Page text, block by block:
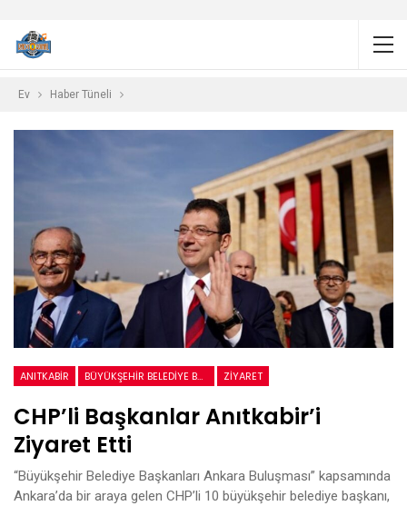
Ev Haber Tüneli
ANITKABIR BÜYÜKŞEHIR BELEDIYE BAŞKANI ZIYARET
CHP’li Başkanlar Anıtkabir’i
Ziyaret Etti
“Büyükşehir Belediye Başkanları Ankara Buluşması” kapsamında
Ankara’da bir araya gelen CHP’li 10 büyükşehir belediye başkanı,